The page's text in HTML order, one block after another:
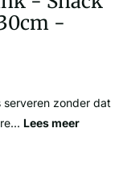
-
serveren zonder dat
Lees meer